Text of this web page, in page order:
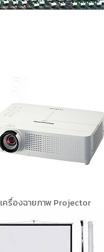
เครื่องฉายภาพ Projector